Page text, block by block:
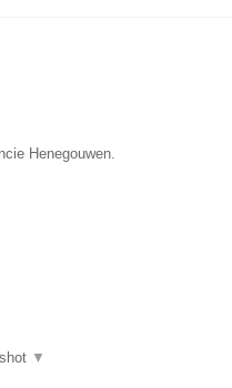
Henegouwen.
▼